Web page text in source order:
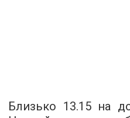
Близько 13.15 на